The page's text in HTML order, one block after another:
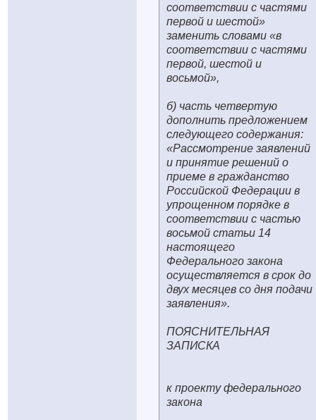
соответствии с частями
первой и шестой»
заменить словами «в
соответствии с частями
первой, шестой и
восьмой»,
б) часть четвертую
дополнить предложением
следующего содержания:
«Рассмотрение заявлений
и принятие решений о
приеме в гражданство
Российской Федерации в
упрощенном порядке в
соответствии с частью
восьмой статьи 14
настоящего
Федерального закона
осуществляется в срок до
двух месяцев со дня подачи
заявления».
ПОЯСНИТЕЛЬНАЯ
ЗАПИСКА
к проекту федерального
закона